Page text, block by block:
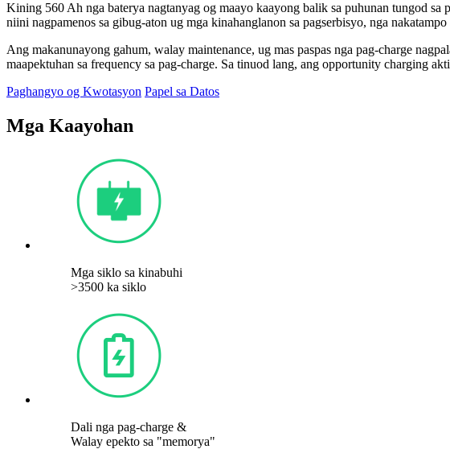
Kining 560 Ah nga baterya nagtanyag og maayo kaayong balik sa puhunan tungod
niini nagpamenos sa gibug-aton ug mga kinahanglanon sa pagserbisyo, nga
Ang makanunayong gahum, walay maintenance, ug mas paspas nga pag-charge
maapektuhan sa frequency sa pag-charge. Sa tinuod lang, ang opportunity charging
Paghangyo og Kwotasyon Papel sa Datos
Mga Kaayohan
Mga siklo sa kinabuhi
>3500 ka siklo
Dali nga pag-charge &
Walay epekto sa "memorya"